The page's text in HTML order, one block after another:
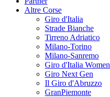
Altre Corse
Giro d'Italia
Strade Bianche
Tirreno Adriatico
Milano-Torino
Milano-Sanremo
Giro d'Italia Women
Giro Next Gen
Il Giro d'Abruzzo
GranPiemonte